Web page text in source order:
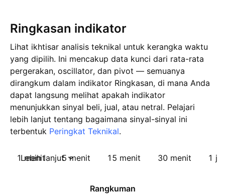
Ringkasan indikator
Lihat ikhtisar analisis teknikal untuk kerangka waktu
yang dipilih. Ini mencakup data kunci dari rata-rata
pergerakan, oscillator, dan pivot — semuanya
dirangkum dalam indikator Ringkasan, di mana Anda
dapat langsung melihat apakah indikator
menunjukkan sinyal beli, jual, atau netral. Pelajari
lebih lanjut tentang bagaimana sinyal-sinyal ini
terbentuk Peringkat Teknikal.
1 menit 5 menit 15 menit 30 menit 1
Lebih lanjut
Rangkuman